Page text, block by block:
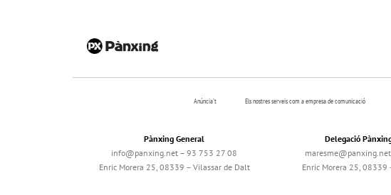
Anúncia’t Els nostres serveis com a empresa de comunicació
Pànxing General
info@panxing.net – 93 753 27 08
Enric Morera 25, 08339 – Vilassar de Dalt
Delegació
Enric Morera 25, 08339